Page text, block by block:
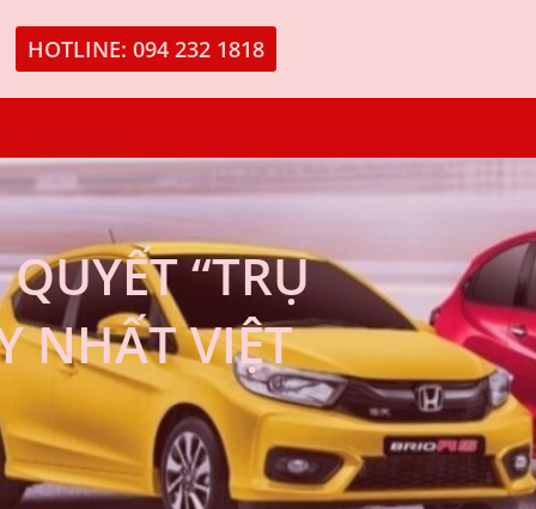
HOTLINE: 094 232 1818
“TRỤ
NHẤT VIỆT